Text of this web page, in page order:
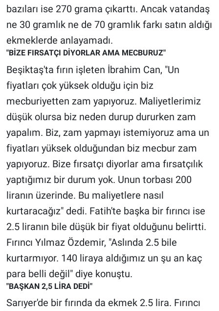
bazıları ise 270 grama çıkarttı. Ancak vatandaş
ne 30 gramlık ne de 70 gramlık farkı satın aldığı
ekmeklerde anlayamadı.
"BİZE FIRSATÇI DİYORLAR AMA MECBURUZ"
Beşiktaş'ta fırın işleten İbrahim Can, "Un
fiyatları çok yüksek olduğu için biz
mecburiyetten zam yapıyoruz. Maliyetlerimiz
düşük olursa biz neden durup dururken zam
yapalım. Biz, zam yapmayı istemiyoruz ama un
fiyatları yüksek olduğundan biz mecbur zam
yapıyoruz. Bize fırsatçı diyorlar ama fırsatçılık
yaptığımız bir durum yok. Unun torbası 200
liranın üzerinde. Bu maliyetlere nasıl
kurtaracağız" dedi. Fatih'te başka bir fırıncı ise
2.5 liranın bile düşük bir fiyat olduğunu belirtti.
Fırıncı Yılmaz Özdemir, "Aslında 2.5 bile
kurtarmıyor. 140 liraya aldığımız un şu an kaç
para belli değil" diye konuştu.
"BAŞKAN 2,5 LİRA DEDİ"
Sarıyer'de bir fırında da ekmek 2.5 lira. Fırıncı
Spor
Teknoloji
Türkiye'nin Geleceği
Türkiye'nin Gündemi
Yerel Gündem
Yerel Yaşam
Canlı Yayın